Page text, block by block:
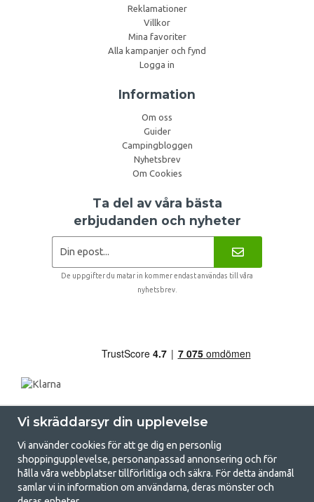
Reklamationer
Villkor
Mina favoriter
Alla kampanjer och fynd
Logga in
Information
Om oss
Guider
Campingbloggen
Nyhetsbrev
Om Cookies
Ta del av våra bästa
erbjudanden och nyheter
De uppgifter du matar in kommer endast användas till våra
nyhetsbrev.
GetCamping.se - Din butik för camping
Vi skräddarsyr din upplevelse
Vi använder cookies för att ge dig en personlig
shoppingupplevelse, personanpassad annonsering och för
hålla våra webbplatser tillförlitliga och säkra. För detta ändamål
samlar vi in information om användarna, deras mönster och